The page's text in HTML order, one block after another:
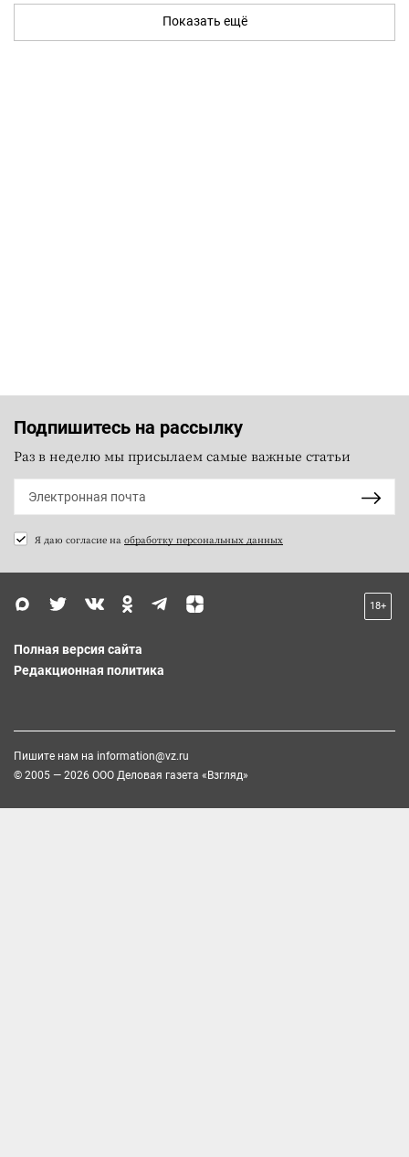
Показать ещё
Подпишитесь на рассылку
Раз в неделю мы присылаем самые важные статьи
Я даю согласие на обработку персональных данных
18+
Полная версия сайта
Редакционная политика
Пишите нам на information@vz.ru
© 2005 — 2026 ООО Деловая газета «Взгляд»